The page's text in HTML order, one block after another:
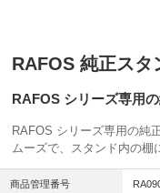
RAFOS 純正スタ
RAFOS シリーズ専用
RAFOS シリーズ専用の純
ムーズで、スタンド内の棚
商品管理番号